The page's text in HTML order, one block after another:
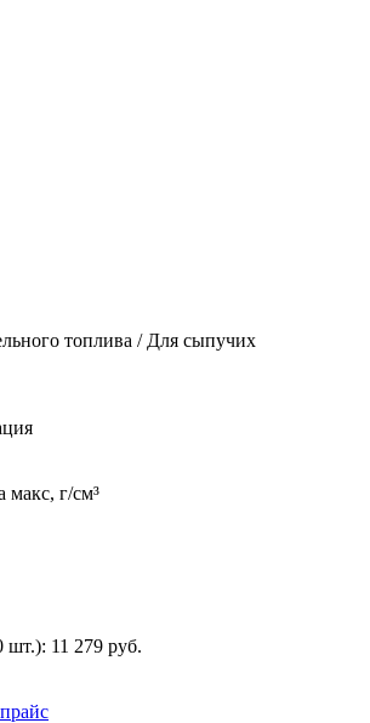
топлива / Для сыпучих
макс, г/см³
шт.): 11 279 руб.